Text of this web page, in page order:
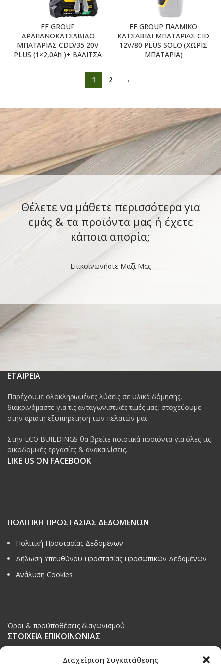
Διαχείριση Συγκατάθεσης
FF GROUP
ΔΡΑΠΑΝΟΚΑΤΣΑΒΙΔΟ
ΜΠΑΤΑΡΙΑΣ CDD/35 20V
PLUS (1×2,0Ah )+ ΒΑΛΙΤΣΑ
FF GROUP ΠΑΛΜΙΚΟ
ΚΑΤΣΑΒΙΔΙ ΜΠΑΤΑΡΙΑΣ CID
12V/80 PLUS SOLO (ΧΩΡΙΣ
ΜΠΑΤΑΡΙΑ)
1 2 →
Θέλετε να μάθετε περισσότερα για
εμάς & τα προϊόντα μας ή έχετε
κάποια απορία;
Επικοινωνήστε Μαζί Μας
ΕΤΑΙΡΕΙΑ
Παρέχουμε ολοκληρωμένες λύσεις σε υλικά δόμησης,
διακρινόμαστε για τις ανταγωνιστικές τιμές μας, στοχεύουμε
στην άριστη εξυπηρέτηση των πελατών μας.
Στην ECO BUILDINGS θα βρείτε ποιοτικά προϊόντα για όλες τις
οικοδομικές εργασίες & ανακαινίσεις.
LIKE US ON FACEBOOK
ΠΟΛΙΤΙΚΗ ΠΡΟΣΤΑΣΙΑΣ ΔΕΔΟΜΕΝΩΝ
Πολιτική Προστασίας Δεδομένων
Δήλωση Υπευθύνου Προστασίας Προσωπικών Δεδομένων
Ανάλυση Cookies
Όροι & προϋποθέσεις διαγωνισμού
ΣΤΟΙΧΕΙΑ ΕΠΙΚΟΙΝΩΝΙΑΣ
Παπαναστασίου 209,